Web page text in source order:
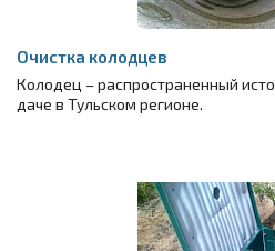
Очистка колодцев
Колодец – распространенный
даче в Тульском регионе.